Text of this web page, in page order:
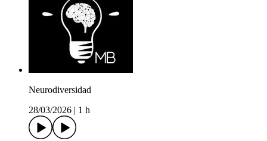
Neurodiversidad
28/03/2026
1 h